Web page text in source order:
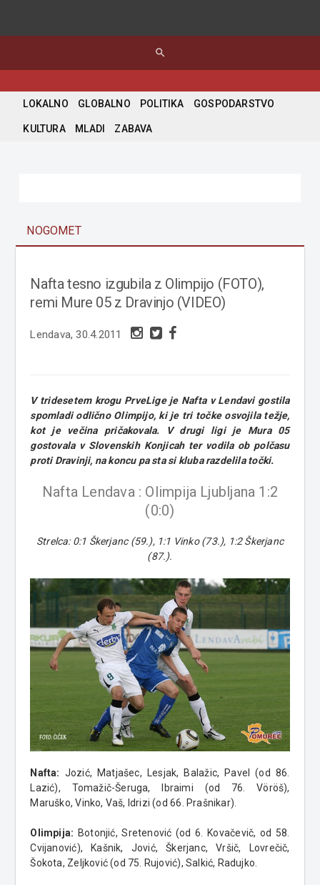
search
LOKALNO GLOBALNO POLITIKA GOSPODARSTVO
KULTURA MLADI ZABAVA
NOGOMET
Nafta tesno izgubila z Olimpijo (FOTO),
remi Mure 05 z Dravinjo (VIDEO)
Lendava, 30.4.2011
V tridesetem krogu PrveLige je Nafta v Lendavi gostila
spomladi odlično Olimpijo, ki je tri točke osvojila težje,
kot je večina pričakovala. V drugi ligi je Mura 05
gostovala v Slovenskih Konjicah ter vodila ob polčasu
proti Dravinji, na koncu pa sta si kluba razdelila točki.
Nafta Lendava : Olimpija Ljubljana 1:2
(0:0)
Strelca: 0:1 Škerjanc (59.), 1:1 Vinko (73.), 1:2 Škerjanc
(87.).
Nafta: Jozić, Matjašec, Lesjak, Balažic, Pavel (od 86.
Lazić), Tomažič-Šeruga, Ibraimi (od 76. Vöröš),
Maruško, Vinko, Vaš, Idrizi (od 66. Prašnikar).
Olimpija: Botonjić, Sretenović (od 6. Kovačevič, od 58.
Cvijanović), Kašnik, Jović, Škerjanc, Vršič, Lovrečič,
Šokota, Zeljković (od 75. Rujović), Salkić, Radujko.